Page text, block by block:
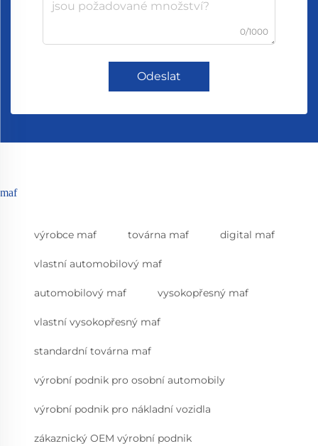
0/1000
Odeslat
maf
výrobce maf továrna maf digital maf
vlastní automobilový maf
automobilový maf vysokopřesný maf
vlastní vysokopřesný maf
standardní továrna maf
výrobní podnik pro osobní automobily
výrobní podnik pro nákladní vozidla
zákaznický OEM výrobní podnik